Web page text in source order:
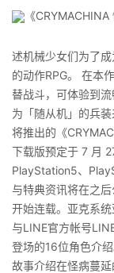
《
述机械少女们为了
的动作RPG。 在本
替战斗，可体验到
为「随从机」的兵
将推出的《
下载版预定于 7 月
PlayStation5、
与特典资讯将在之
开始连载。亚克系
与LINE官方帐号
登场的16位角色介
故事介绍在怪病蔓